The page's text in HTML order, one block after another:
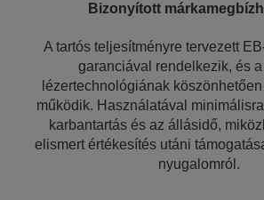
Bizonyított
A tartós teljesítményre tervezett
garanciával rendelkezik, és
lézertechnológiának köszönhetően
működik. Használatával
karbantartás és az állásidő,
elismert értékesítés utáni
nyugalomról.